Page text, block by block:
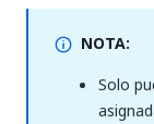
NOTA:
Solo